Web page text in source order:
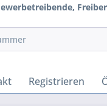
Registrieren